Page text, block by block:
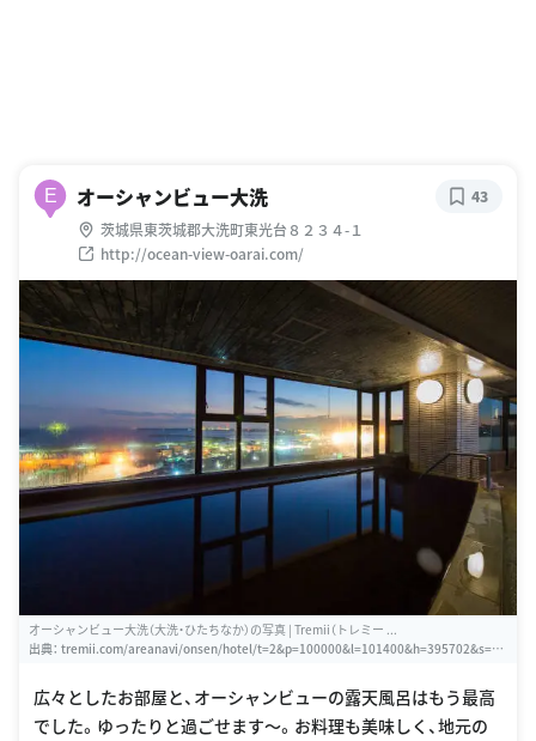
E オーシャンビュー大洗
茨城県東茨城郡大洗町東光台８２３４-１
http://ocean-view-oarai.com/
43
オーシャンビュー大洗（大洗・ひたちなか）の写真 | Tremii（トレミー ...
出典： tremii.com/areanavi/onsen/hotel/t=2&p=100000&l=101400&h=395702&s=2&
広々としたお部屋と、オーシャンビューの露天風呂はもう最高
でした。ゆったりと過ごせます〜。お料理も美味しく、地元の